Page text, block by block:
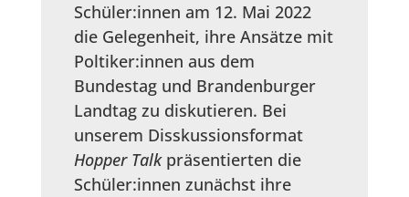
Schüler:innen am 12. Mai 2022
die Gelegenheit, ihre Ansätze mit
Poltiker:innen aus dem
Bundestag und Brandenburger
Landtag zu diskutieren. Bei
unserem Disskussionsformat
Hopper Talk präsentierten die
Schüler:innen zunächst ihre